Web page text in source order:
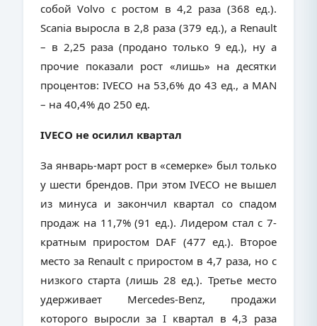
собой Volvo с ростом в 4,2 раза (368 ед.).
Scania выросла в 2,8 раза (379 ед.), а Renault
– в 2,25 раза (продано только 9 ед.), ну а
прочие показали рост «лишь» на десятки
процентов: IVECO на 53,6% до 43 ед., а MAN
– на 40,4% до 250 ед.
IVECO не осилил квартал
За январь-март рост в «семерке» был только
у шести брендов. При этом IVECO не вышел
из минуса и закончил квартал со спадом
продаж на 11,7% (91 ед.). Лидером стал с 7-
кратным приростом DAF (477 ед.). Второе
место за Renault с приростом в 4,7 раза, но с
низкого старта (лишь 28 ед.). Третье место
удерживает Mercedes-Benz, продажи
которого выросли за I квартал в 4,3 раза